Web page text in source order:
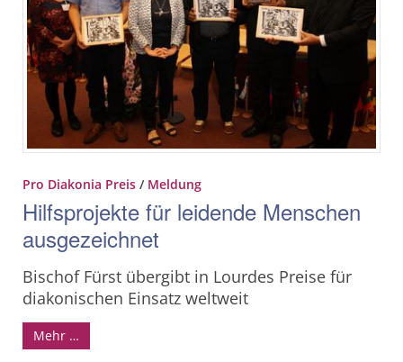
Pro Diakonia Preis / Meldung
Hilfsprojekte für leidende Menschen
ausgezeichnet
Bischof Fürst übergibt in Lourdes Preise für
diakonischen Einsatz weltweit
Mehr …